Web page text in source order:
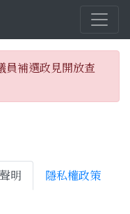
員補選政見開放查
明
隱私權政策